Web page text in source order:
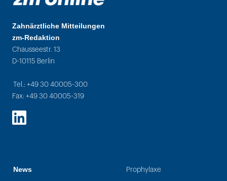
Zahnärztliche Mitteilungen
zm-Redaktion
Chausseestr. 13
D-10115 Berlin
Tel.: +49 30 40005-300
Fax: +49 30 40005-319
LinkedIn
News Prophylaxe